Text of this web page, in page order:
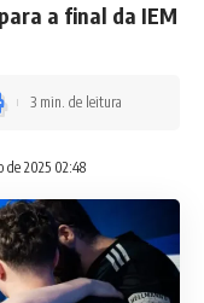
a final da IEM
de 2025 02:48
3 min. de leitura